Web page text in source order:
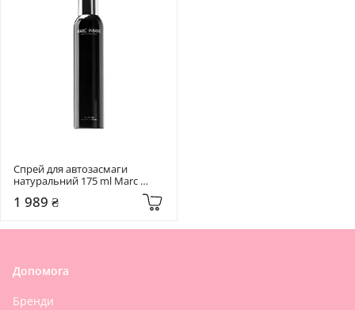
Спрей для автозасмаги
натуральний 175 ml Marc
Inbane Natural Tanning Spray
1 989 ₴
Допомога
Бренди